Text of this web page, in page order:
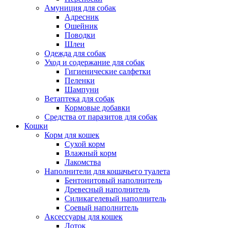
Амуниция для собак
Адресник
Ошейник
Поводки
Шлеи
Одежда для собак
Уход и содержание для собак
Гигиенические салфетки
Пеленки
Шампуни
Ветаптека для собак
Кормовые добавки
Средства от паразитов для собак
Кошки
Корм для кошек
Сухой корм
Влажный корм
Лакомства
Наполнители для кошачьего туалета
Бентонитовый наполнитель
Древесный наполнитель
Силикагелевый наполнитель
Соевый наполнитель
Аксессуары для кошек
Лоток